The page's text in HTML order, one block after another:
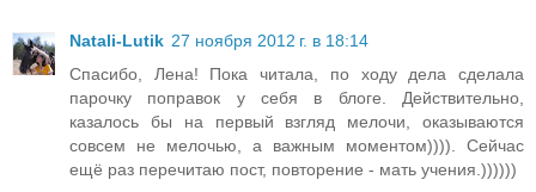
Natali-Lutik 27 ноября 2012 г. в 18:14
Спасибо, Лена! Пока читала, по ходу дела сделала
парочку поправок у себя в блоге. Действительно,
казалось бы на первый взгляд мелочи, оказываются
совсем не мелочью, а важным моментом)))). Сейчас
ещё раз перечитаю пост, повторение - мать учения.))))))